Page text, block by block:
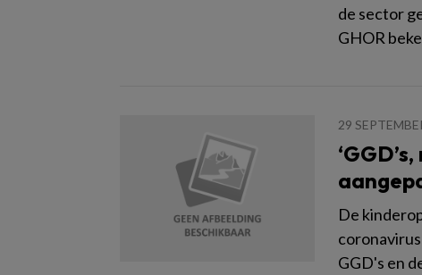
de sector
GHOR
29
De
GGD's en